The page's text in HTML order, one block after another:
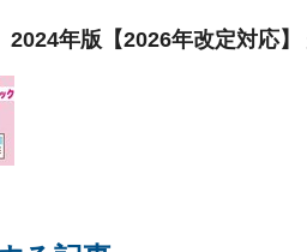
2024年版【2026年改定対応